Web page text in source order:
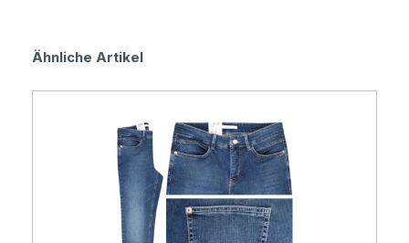
Produktgalerie überspringen
Ähnliche Artikel